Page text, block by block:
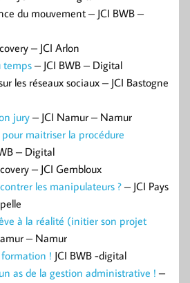
du mouvement – JCI BWB –
– JCI Arlon
temps – JCI BWB – Digital
les réseaux sociaux – JCI Bastogne
jury – JCI Namur – Namur
maitriser la procédure
– Digital
– JCI Gembloux
les manipulateurs ?– JCI Pays
à la réalité (initier son projet
– Namur
! JCI BWB -digital
as de la gestion administrative ! –